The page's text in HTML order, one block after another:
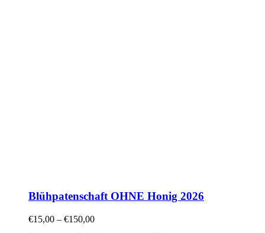
Blühpatenschaft OHNE Honig 2026
€15,00 – €150,00